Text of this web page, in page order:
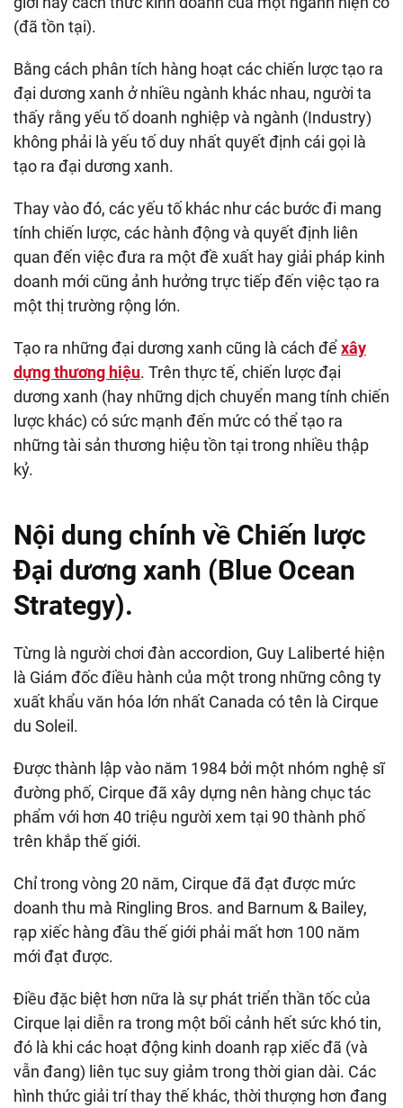
(đã tồn tại).
Bằng cách phân tích hàng hoạt các chiến lược tạo ra
đại dương xanh ở nhiều ngành khác nhau, người ta
thấy rằng yếu tố doanh nghiệp và ngành (Industry)
không phải là yếu tố duy nhất quyết định cái gọi là
tạo ra đại dương xanh.
Thay vào đó, các yếu tố khác như các bước đi mang
tính chiến lược, các hành động và quyết định liên
quan đến việc đưa ra một đề xuất hay giải pháp kinh
doanh mới cũng ảnh hưởng trực tiếp đến việc tạo ra
một thị trường rộng lớn.
Tạo ra những đại dương xanh cũng là cách đểxây
dựng thương hiệu. Trên thực tế, chiến lược đại
dương xanh (hay những dịch chuyển mang tính chiến
lược khác) có sức mạnh đến mức có thể tạo ra
những tài sản thương hiệu tồn tại trong nhiều thập
kỷ.
Nội dung chính về Chiến lược
Đại dương xanh (Blue Ocean
Strategy).
Từng là người chơi đàn accordion, Guy Laliberté hiện
là Giám đốc điều hành của một trong những công ty
xuất khẩu văn hóa lớn nhất Canada có tên là Cirque
du Soleil.
Được thành lập vào năm 1984 bởi một nhóm nghệ sĩ
đường phố, Cirque đã xây dựng nên hàng chục tác
phẩm với hơn 40 triệu người xem tại 90 thành phố
trên khắp thế giới.
Chỉ trong vòng 20 năm, Cirque đã đạt được mức
doanh thu mà Ringling Bros. and Barnum & Bailey,
rạp xiếc hàng đầu thế giới phải mất hơn 100 năm
mới đạt được.
Điều đặc biệt hơn nữa là sự phát triển thần tốc của
Cirque lại diễn ra trong một bối cảnh hết sức khó tin,
đó là khi các hoạt động kinh doanh rạp xiếc đã (và
vẫn đang) liên tục suy giảm trong thời gian dài. Các
hình thức giải trí thay thế khác, thời thượng hơn đang